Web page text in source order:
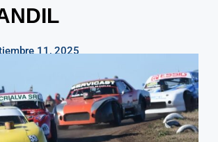
11, 2025